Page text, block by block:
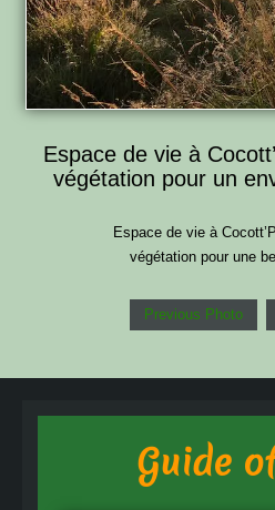
Espace de vie à
végétation pour un
Espace de vie à
végétation pour une
Previous Photo
Guide